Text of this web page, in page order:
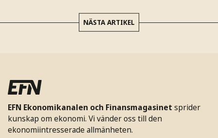
NÄSTA ARTIKEL
EFN Ekonomikanalen och Finansmagasinet sprider
kunskap om ekonomi. Vi vänder oss till den
ekonomiintresserade allmänheten.